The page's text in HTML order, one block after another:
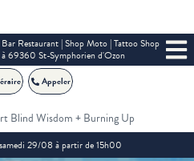
Bar Restaurant | Shop Moto | Tattoo Shop
à 69360 St-Symphorien d'Ozon
Appeler
Blind Wisdom + Burning Up
29/08 à partir de 15h00